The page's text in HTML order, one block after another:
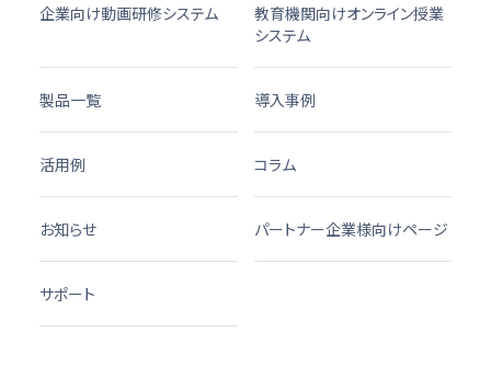
企業向け動画研修システム
教育機関向けオンライン授業
システム
製品一覧 導入事例
活用例 コラム
お知らせ パートナー企業様向けページ
サポート